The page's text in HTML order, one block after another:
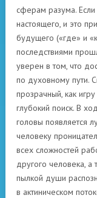
сферам разума. Если
настоящего, и это
будущего («где» и
последствиями
уверен в том, что
по духовному пути.
прозрачный, как
глубокий поиск. В
головы появляется
человеку
всех сложностей
другого человека, а
пылкой души
в актиническом